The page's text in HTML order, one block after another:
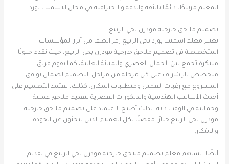
المعلم مرتبطًا دائمًا بالثقة والدقة والاحترافية في مجال الاسمنت بورد.
تصميم ملاحق خارجية مودرن بحي الربيع
تعتبر معلم اسمنت بورد بحي الربيع رمز الصفا من أبرز المؤسسات
المتخصصة في تصميم ملاحق خارجية مودرن بحي الربيع، حيث تقدم حلولًا
مبتكرة تجمع بين الجمال العصري والمتانة العالية، كما يقوم فريق
متخصص بالإشراف على كل مرحلة من مراحل التصميم لضمان توافق
المشروع مع رغبات العميل ومتطلبات المكان. كذلك، يعتمد التصميم على
أحدث الأساليب الهندسية والديكورات العصرية لتقديم ملاحق عملية
وجمالية في الوقت ذاته، لذلك أصبح الاعتماد على تصميم ملاحق خارجية
مودرن بحي الربيع خيارًا مفضلًا لكل العملاء الذين يبحثون عن الجودة
والابتكار.
أيضًا، يساهم معلم تصميم ملاحق خارجية مودرن بحي الربيع في تقديم